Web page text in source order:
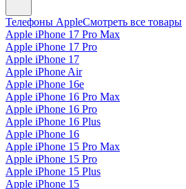
Телефоны AppleСмотреть все товары
Apple iPhone 17 Pro Max
Apple iPhone 17 Pro
Apple iPhone 17
Apple iPhone Air
Apple iPhone 16e
Apple iPhone 16 Pro Max
Apple iPhone 16 Pro
Apple iPhone 16 Plus
Apple iPhone 16
Apple iPhone 15 Pro Max
Apple iPhone 15 Pro
Apple iPhone 15 Plus
Apple iPhone 15